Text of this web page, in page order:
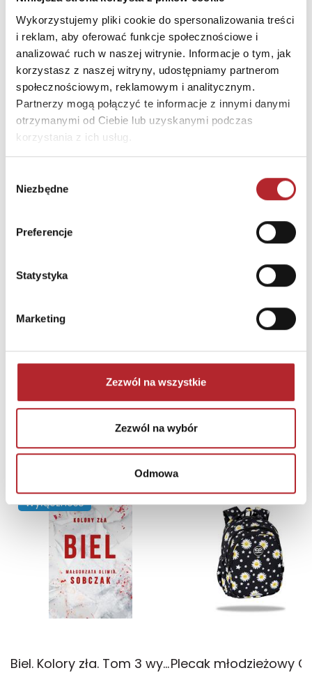
Wykorzystujemy pliki cookie do spersonalizowania treści
i reklam, aby oferować funkcje społecznościowe i
analizować ruch w naszej witrynie. Informacje o tym, jak
korzystasz z naszej witryny, udostępniamy partnerom
społecznościowym, reklamowym i analitycznym.
Partnerzy mogą połączyć te informacje z innymi danymi
otrzymanymi od Ciebie lub uzyskanymi podczas
korzystania z ich usług.
zgody
Niezbędne
Preferencje
Statystyka
Marketing
Zezwól na wszystkie
Zezwól na wybór
Odmowa
Ulica
ZWROTNICZA 6
Kod pocztowy
01-219
Miasto
WARSZAWA
INNI KLIENCI KUPOWALI
Andrzej Ziemiański
64,90zł
Zaloguj się, aby kupić
NAJCZĘŚCIEJ KUPOWANE zobacz więcej
Wyłączność
Biel. Kolory zła. Tom 3 wyd. 2025